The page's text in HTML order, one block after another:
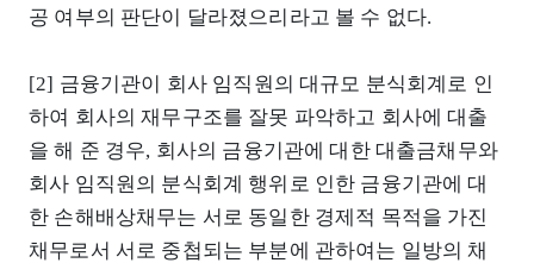
공 여부의 판단이 달라졌으리라고 볼 수 없다.
[2] 금융기관이 회사 임직원의 대규모 분식회계로 인
하여 회사의 재무구조를 잘못 파악하고 회사에 대출
을 해 준 경우, 회사의 금융기관에 대한 대출금채무와
회사 임직원의 분식회계 행위로 인한 금융기관에 대
한 손해배상채무는 서로 동일한 경제적 목적을 가진
채무로서 서로 중첩되는 부분에 관하여는 일방의 채